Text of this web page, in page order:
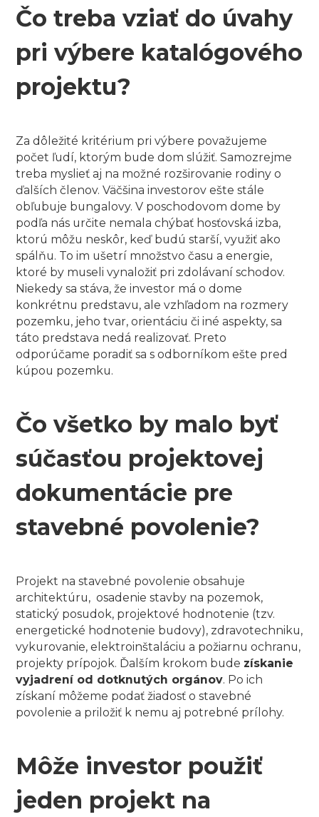
Čo treba vziať do úvahy
pri výbere katalógového
projektu?
Za dôležité kritérium pri výbere považujeme
počet ľudí, ktorým bude dom slúžiť. Samozrejme
treba myslieť aj na možné rozširovanie rodiny o
ďalších členov. Väčšina investorov ešte stále
obľubuje bungalovy. V poschodovom dome by
podľa nás určite nemala chýbať hosťovská izba,
ktorú môžu neskôr, keď budú starší, využiť ako
spálňu. To im ušetrí množstvo času a energie,
ktoré by museli vynaložiť pri zdolávaní schodov.
Niekedy sa stáva, že investor má o dome
konkrétnu predstavu, ale vzhľadom na rozmery
pozemku, jeho tvar, orientáciu či iné aspekty, sa
táto predstava nedá realizovať. Preto
odporúčame poradiť sa s odborníkom ešte pred
kúpou pozemku.
Čo všetko by malo byť
súčasťou projektovej
dokumentácie pre
stavebné povolenie?
Projekt na stavebné povolenie obsahuje
architektúru, osadenie stavby na pozemok,
statický posudok, projektové hodnotenie (tzv.
energetické hodnotenie budovy), zdravotechniku,
vykurovanie, elektroinštaláciu a požiarnu ochranu,
projekty prípojok. Ďalším krokom bude získanie
vyjadrení od dotknutých orgánov. Po ich
získaní môžeme podať žiadosť o stavebné
povolenie a priložiť k nemu aj potrebné prílohy.
Môže investor použiť
jeden projekt na